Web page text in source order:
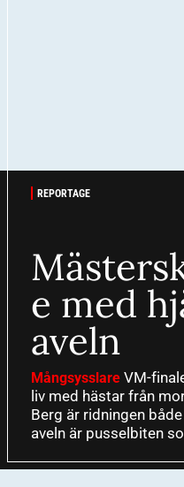
REPORTAGE
e med
aveln
Mångsysslare VM-
liv med hästar från
Berg är ridningen
aveln är pusselbiten